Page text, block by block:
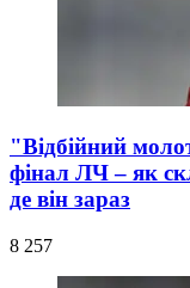
"Відбійний
фінал ЛЧ – як
де він зараз
8 257